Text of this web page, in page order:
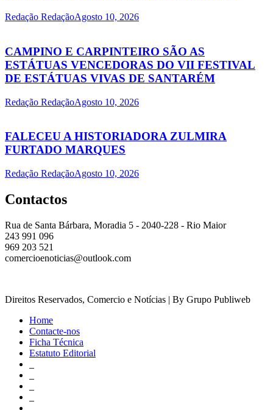
Redação RedaçãoAgosto 10, 2026
CAMPINO E CARPINTEIRO SÃO AS
ESTÁTUAS VENCEDORAS DO VII FESTIVAL
DE ESTÁTUAS VIVAS DE SANTARÉM
Redação RedaçãoAgosto 10, 2026
FALECEU A HISTORIADORA ZULMIRA
FURTADO MARQUES
Redação RedaçãoAgosto 10, 2026
Contactos
Rua de Santa Bárbara, Moradia 5 - 2040-228 - Rio Maior
243 991 096
969 203 521
comercioenoticias@outlook.com
Direitos Reservados, Comercio e Notícias | By Grupo Publiweb
Home
Contacte-nos
Ficha Técnica
Estatuto Editorial